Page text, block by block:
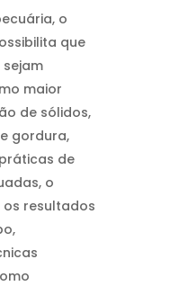
o
que
maior
de sólidos,
gordura,
de
o
resultados